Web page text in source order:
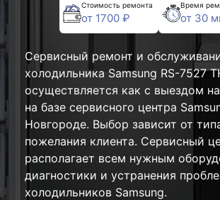
Стоимость ремонта
от 1700 ₽
Время
от 30
Сервисный ремонт и
холодильника Samsung RS-7527
осуществляется как с выездом
на базе сервисного центра
Новгороде. Выбор зависит от
пожелания клиента. Сервисный
располагает всем нужным
диагностики и устранения
холодильников Samsung.